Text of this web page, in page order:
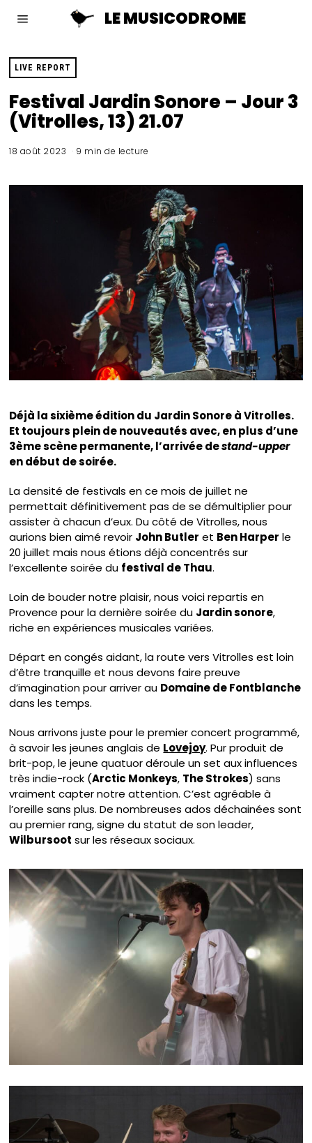
LE MUSICODROME
LIVE REPORT
Festival Jardin Sonore – Jour 3
(Vitrolles, 13) 21.07
18 août 2023 9 min de lecture
Déjà la sixième édition du Jardin Sonore à Vitrolles.
Et toujours plein de nouveautés avec, en plus d’une
3ème scène permanente, l’arrivée destand-upper
en début de soirée.
La densité de festivals en ce mois de juillet ne
permettait définitivement pas de se démultiplier pour
assister à chacun d’eux. Du côté de Vitrolles, nous
aurions bien aimé revoir John Butler et Ben Harper le
20 juillet mais nous étions déjà concentrés sur
l’excellente soirée du festival de Thau.
Loin de bouder notre plaisir, nous voici repartis en
Provence pour la dernière soirée du Jardin sonore,
riche en expériences musicales variées.
Départ en congés aidant, la route vers Vitrolles est loin
d’être tranquille et nous devons faire preuve
d’imagination pour arriver au Domaine de Fontblanche
dans les temps.
Nous arrivons juste pour le premier concert programmé,
à savoir les jeunes anglais de Lovejoy. Pur produit de
brit-pop, le jeune quatuor déroule un set aux influences
très indie-rock (Arctic Monkeys, The Strokes) sans
vraiment capter notre attention. C’est agréable à
l’oreille sans plus. De nombreuses ados déchainées sont
au premier rang, signe du statut de son leader,
Wilbursoot sur les réseaux sociaux.